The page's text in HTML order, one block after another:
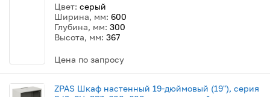
Цвет: серый
Ширина, мм: 600
Глубина, мм: 300
Высота, мм: 367
Цена по запросу
ZPAS Шкаф настенный 19-дюймовый (19"), серия